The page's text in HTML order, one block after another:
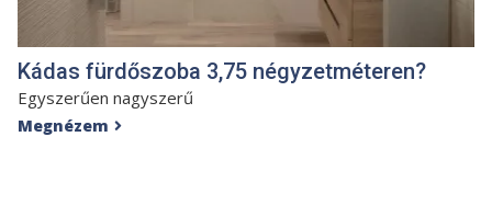
Kádas fürdőszoba 3,75 négyzetméteren?
Egyszerűen nagyszerű
Megnézem 